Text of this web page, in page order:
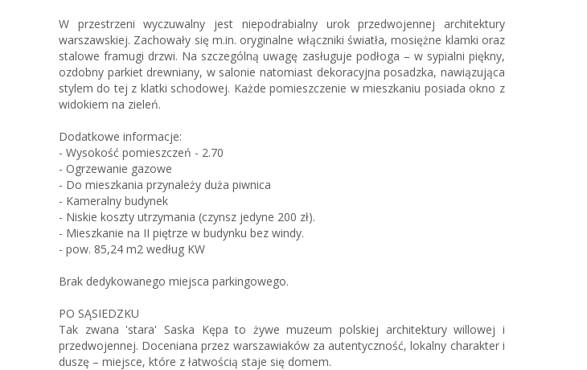
W przestrzeni wyczuwalny jest niepodrabialny urok przedwojennej architektury
warszawskiej. Zachowały się m.in. oryginalne włączniki światła, mosiężne klamki oraz
stalowe framugi drzwi. Na szczególną uwagę zasługuje podłoga – w sypialni piękny,
ozdobny parkiet drewniany, w salonie natomiast dekoracyjna posadzka, nawiązująca
stylem do tej z klatki schodowej. Każde pomieszczenie w mieszkaniu posiada okno z
widokiem na zieleń.
Dodatkowe informacje:
- Wysokość pomieszczeń - 2.70
- Ogrzewanie gazowe
- Do mieszkania przynależy duża piwnica
- Kameralny budynek
- Niskie koszty utrzymania (czynsz jedyne 200 zł).
- Mieszkanie na II piętrze w budynku bez windy.
- pow. 85,24 m2 według KW
Brak dedykowanego miejsca parkingowego.
PO SĄSIEDZKU
Tak zwana 'stara' Saska Kępa to żywe muzeum polskiej architektury willowej i
przedwojennej. Doceniana przez warszawiaków za autentyczność, lokalny charakter i
duszę – miejsce, które z łatwością staje się domem.